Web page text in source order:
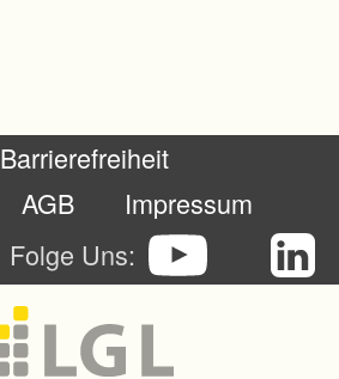
Barrierefreiheit
AGB
Impressum
Folge Uns: